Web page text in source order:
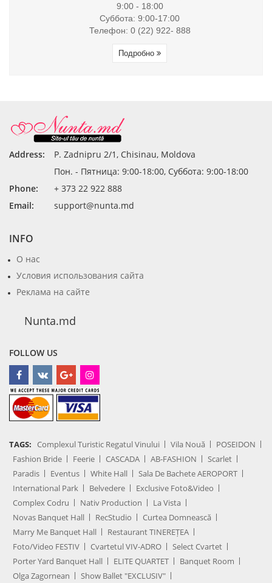
9:00 - 18:00
Суббота: 9:00-17:00
Телефон: 0 (22) 922- 888
Подробно
Address:
P. Zadnipru 2/1, Chisinau, Moldova
Пон. - Пятница: 9:00-18:00, Суббота: 9:00-18:00
Phone:
+ 373 22 922 888
Email:
support@nunta.md
INFO
О нас
Условия использования сайта
Реклама на сайте
Nunta.md
FOLLOW US
TAGS: Complexul Turistic Regatul Vinului Vila Nouă
POSEIDON
Fashion Bride
Feerie CASCADA AB-FASHION
Scarlet
Paradis
Eventus White Hall
Sala De Bachete AEROPORT
International Park
Belvedere
Exclusive Foto&Video
Complex Codru
Nativ Production
La Vista
Novas Banquet Hall
RecStudio
Curtea Domnească
Marry Me Banquet Hall
Restaurant TINEREȚEA
Foto/Video FESTIV
Cvartetul VIV-ADRO
Select Cvartet
Porter Yard Banquet Hall
ELITE QUARTET
Banquet Room
Olga Zagornean
Show Ballet "EXCLUSIV"